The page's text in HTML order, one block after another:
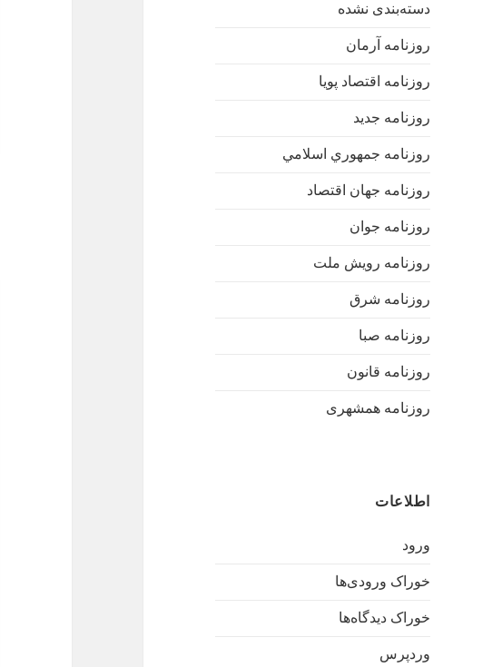
دسته‌بندی نشده
روزنامه آرمان
روزنامه اقتصاد پویا
روزنامه جدید
روزنامه جمهوري اسلامي
روزنامه جهان اقتصاد
روزنامه جوان
روزنامه رویش ملت
روزنامه شرق
روزنامه صبا
روزنامه قانون
روزنامه همشهری
اطلاعات
ورود
خوراک ورودی‌ها
خوراک دیدگاه‌ها
وردپرس